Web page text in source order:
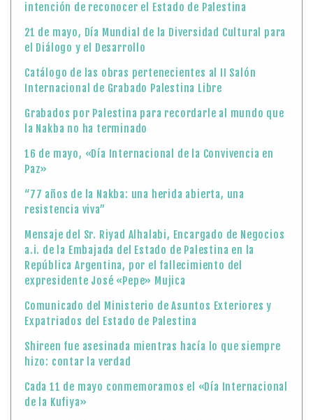
intención de reconocer el Estado de Palestina
21 de mayo, Día Mundial de la Diversidad Cultural para
el Diálogo y el Desarrollo
Catálogo de las obras pertenecientes al II Salón
Internacional de Grabado Palestina Libre
Grabados por Palestina para recordarle al mundo que
la Nakba no ha terminado
16 de mayo, «Día Internacional de la Convivencia en
Paz»
“77 años de la Nakba: una herida abierta, una
resistencia viva”
Mensaje del Sr. Riyad Alhalabi, Encargado de Negocios
a.i. de la Embajada del Estado de Palestina en la
República Argentina, por el fallecimiento del
expresidente José «Pepe» Mujica
Comunicado del Ministerio de Asuntos Exteriores y
Expatriados del Estado de Palestina
Shireen fue asesinada mientras hacía lo que siempre
hizo: contar la verdad
Cada 11 de mayo conmemoramos el «Día Internacional
de la Kufiya»